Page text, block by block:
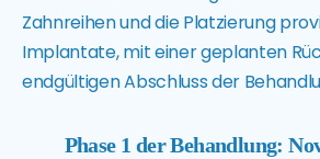
Zahnreihen und die Platzierung
Implantate, mit einer geplanten
endgültigen Abschluss der
Phase 1 der Behandlung: